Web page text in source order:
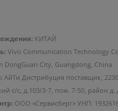
КИТАЙ
Vivo Communication Technology
DongGuan City, Guangdong, China
АйТи Дистрибуция поставщик,
с/с, д.103/3-7, пом. 7-50, район д.
ООО «Сервисберг» УНП: